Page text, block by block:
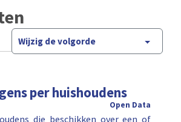
Wijzig de volgorde
per huishoudens
Open Data
die beschikken over een of